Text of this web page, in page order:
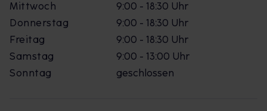
Mittwoch
9:00 - 18:30 Uhr
Donnerstag
9:00 - 18:30 Uhr
Freitag
9:00 - 18:30 Uhr
Samstag
9:00 - 13:00 Uhr
Sonntag
geschlossen